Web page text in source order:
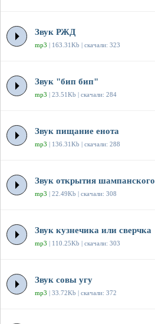
Звук РЖД
mp3 | 163.31Kb | скачали: 323
Звук "бип бип"
mp3 | 23.51Kb | скачали: 284
Звук пищание енота
mp3 | 136.31Kb | скачали: 288
Звук открытия шампанского
mp3 | 22.49Kb | скачали: 308
Звук кузнечика или сверчка
mp3 | 110.25Kb | скачали: 303
Звук совы угу
mp3 | 33.72Kb | скачали: 372